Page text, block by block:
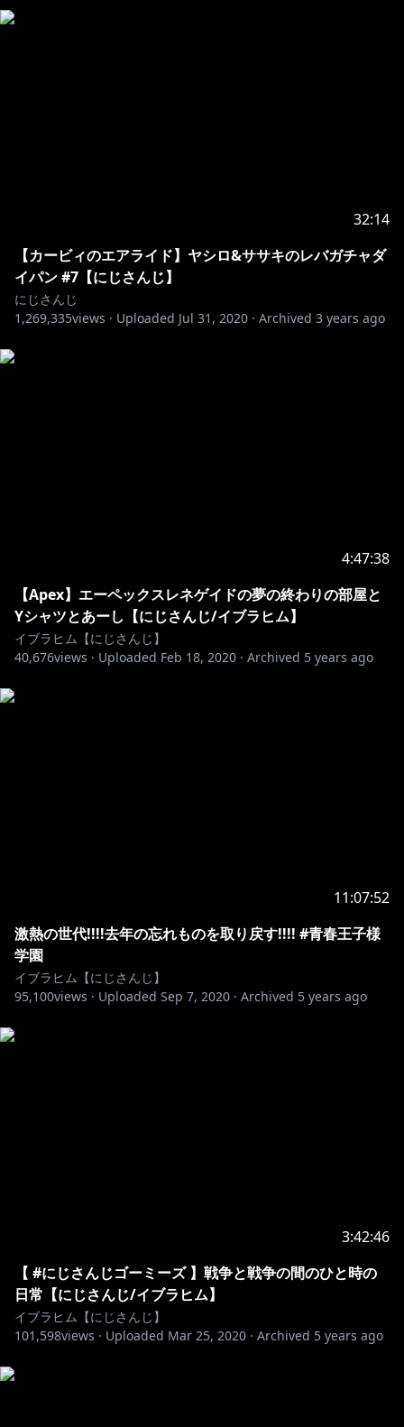
32:14
【カービィのエアライド】ヤシロ&ササキのレバガチャダ
イパン #7【にじさんじ】
にじさんじ
1,269,335views · Uploaded Jul 31, 2020 · Archived 3 years ago
4:47:38
【Apex】エーペックスレネゲイドの夢の終わりの部屋と
Yシャツとあーし【にじさんじ/イブラヒム】
イブラヒム【にじさんじ】
40,676views · Uploaded Feb 18, 2020 · Archived 5 years ago
11:07:52
激熱の世代!!!!去年の忘れものを取り戻す!!!! #青春王子様
学園
イブラヒム【にじさんじ】
95,100views · Uploaded Sep 7, 2020 · Archived 5 years ago
3:42:46
【 #にじさんじゴーミーズ 】戦争と戦争の間のひと時の
日常【にじさんじ/イブラヒム】
イブラヒム【にじさんじ】
101,598views · Uploaded Mar 25, 2020 · Archived 5 years ago